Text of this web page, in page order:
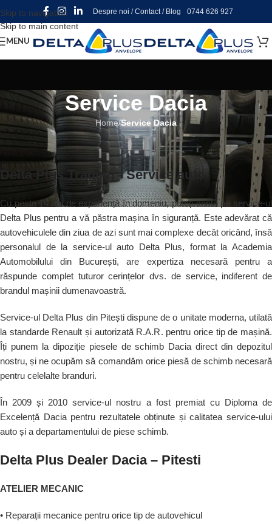
Skip to navigation
Skip to main content
Despre noi /Contact/ Blog 0744 626 927
MENU
Service Dacia
Home/Service Dacia
Delta Plus Trading - Service auto
Cu peste 14 ani de experiență în domeniu, puteți conta pe service-ul
Delta Plus pentru a vă păstra mașina în siguranță. Este adevărat că
autovehiculele din ziua de azi sunt mai complexe decât oricând, însă
personalul de la service-ul auto Delta Plus, format la Academia
Automobilului din București, are expertiza necesară pentru a
răspunde complet tuturor cerințelor dvs. de service, indiferent de
brandul mașinii dumenavoastră.
Service-ul Delta Plus din Pitești dispune de o unitate moderna, utilată
la standarde Renault și autorizată R.A.R. pentru orice tip de mașină.
Îți punem la dipoziție piesele de schimb Dacia direct din depozitul
nostru, și ne ocupăm să comandăm orice piesă de schimb necesară
pentru celelalte branduri.
În 2009 și 2010 service-ul nostru a fost premiat cu Diploma de
Excelență Dacia pentru rezultatele obținute și calitatea service-ului
auto și a departamentului de piese schimb.
Delta Plus Dealer Dacia – Pitesti
ATELIER MECANIC
• Reparații mecanice pentru orice tip de autovehicul